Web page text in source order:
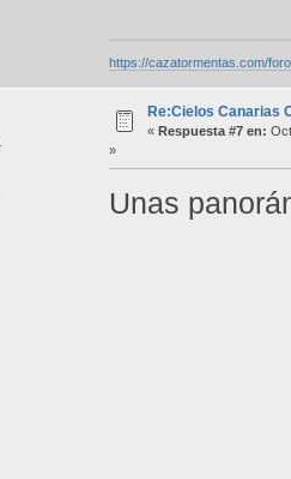
https://cazatormentas.com/
Re:Cielos Canarias
« Respuesta #7 en:
»
Unas